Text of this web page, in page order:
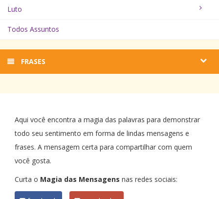
Luto
Todos Assuntos
FRASES
Aqui você encontra a magia das palavras para demonstrar
todo seu sentimento em forma de lindas mensagens e
frases. A mensagem certa para compartilhar com quem
você gosta.
Curta o Magia das Mensagens nas redes sociais: